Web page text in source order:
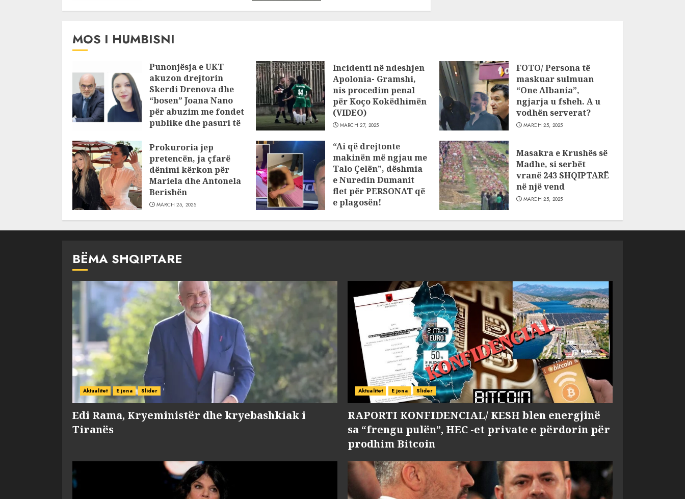
MOS I HUMBISNI
Punonjësja e UKT
akuzon drejtorin
Skerdi Drenova dhe
“bosen” Joana Nano
për abuzim me fondet
publike dhe pasuri të
JULY 24, 2025
Incidenti në ndeshjen
Apolonia- Gramshi,
nis procedim penal
për Koço Kokëdhimën
(VIDEO)
MARCH 27, 2025
FOTO/ Persona të
maskuar sulmuan
“One Albania”,
ngjarja u fsheh. A u
vodhën serverat?
MARCH 25, 2025
Prokuroria jep
pretencën, ja çfarë
dënimi kërkon për
Mariela dhe Antonela
Berishën
MARCH 25, 2025
“Ai që drejtonte
makinën më ngjau me
Talo Çelën”, dëshmia
e Nuredin Dumanit
flet për PERSONAT që
e plagosën!
Masakra e Krushës së
Madhe, si serbët
vranë 243 SHQIPTARË
në një vend
MARCH 25, 2025
BËMA SHQIPTARE
Aktualitet E jona Slider
Edi Rama, Kryeministër dhe kryebashkiak i
Tiranës
Aktualitet E jona Slider
RAPORTI KONFIDENCIAL/ KESH blen energjinë
sa “frengu pulën”, HEC -et private e përdorin për
prodhim Bitcoin